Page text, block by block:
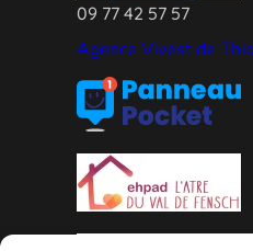
09 77 42 57 57
Agence Vivest de